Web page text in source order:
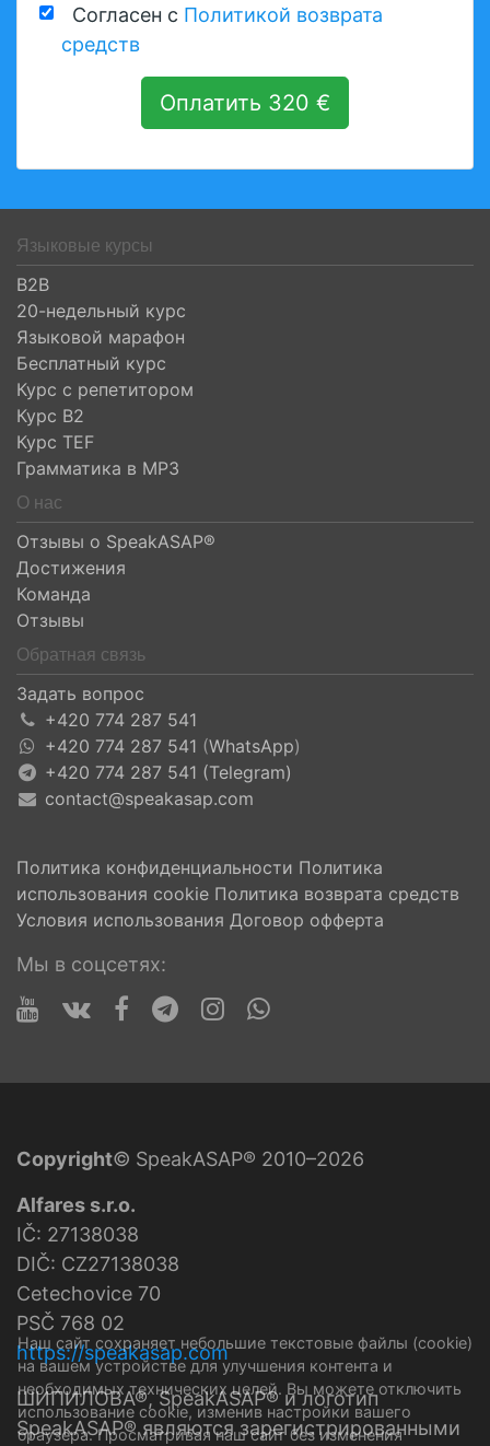
Согласен с Политикой возврата
средств
Оплатить 320 €
Языковые курсы
B2B
20-недельный курс
Языковой марафон
Бесплатный курс
Курс с репетитором
Курс B2
Курс TEF
Грамматика в MP3
О нас
Отзывы о SpeakASAP®
Достижения
Команда
Отзывы
Обратная связь
Задать вопрос
+420 774 287 541
+420 774 287 541 (WhatsApp)
+420 774 287 541 (Telegram)
contact@speakasap.com
Политика конфиденциальности Политика
использования cookie Политика возврата средств
Условия использования Договор офферта
Мы в соцсетях:
Copyright© SpeakASAP® 2010–2026
Alfares s.r.o.
IČ: 27138038
DIČ: CZ27138038
Cetechovice 70
PSČ 768 02
https://speakasap.com
ШИПИЛОВА®, SpeakASAP® и логотип
SpeakASAP® являются зарегистрированными
Наш сайт сохраняет небольшие текстовые файлы (cookie)
на вашем устройстве для улучшения контента и
необходимых технических целей. Вы можете отключить
использование cookie, изменив настройки вашего
браузера. Просматривая наш сайт без изменения